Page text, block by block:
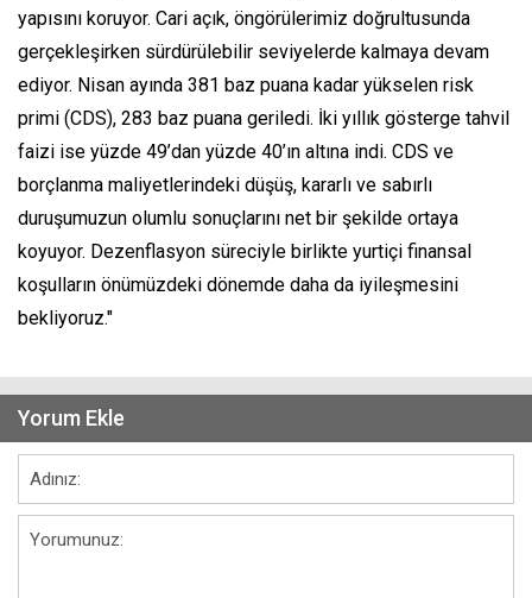
yapısını koruyor. Cari açık, öngörülerimiz doğrultusunda
gerçekleşirken sürdürülebilir seviyelerde kalmaya devam
ediyor. Nisan ayında 381 baz puana kadar yükselen risk
primi (CDS), 283 baz puana geriledi. İki yıllık gösterge tahvil
faizi ise yüzde 49’dan yüzde 40’ın altına indi. CDS ve
borçlanma maliyetlerindeki düşüş, kararlı ve sabırlı
duruşumuzun olumlu sonuçlarını net bir şekilde ortaya
koyuyor. Dezenflasyon süreciyle birlikte yurtiçi finansal
koşulların önümüzdeki dönemde daha da iyileşmesini
bekliyoruz."
Yorum Ekle